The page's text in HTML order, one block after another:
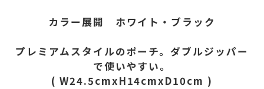
カラー展開 ホワイト・ブラック
プレミアムスタイルのポーチ。ダブルジッパー
で使いやすい。
( W24.5cmxH14cmxD10cm )